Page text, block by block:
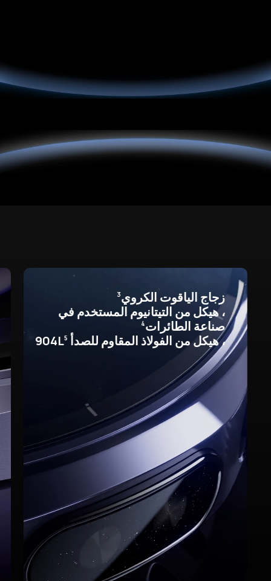
زجاج الياقوت الكروي3
، هيكل من التيتانيوم المستخدم في
صناعة الطائرات4
، هيكل من الفولاذ المقاوم للصدأ 904L 5